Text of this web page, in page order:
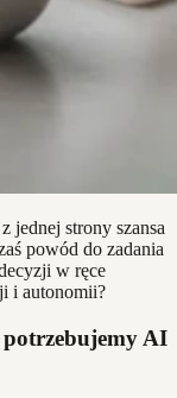
jednej strony szansa
powód do zadania
w ręce
i autonomii?
AI